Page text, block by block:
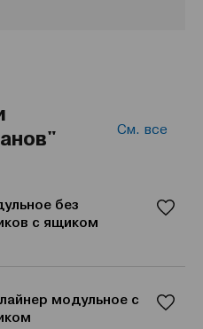
См. все
без
с ящиком
модульное с